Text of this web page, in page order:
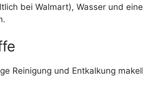
bei Walmart), Wasser und
Reinigung und Entkalkung